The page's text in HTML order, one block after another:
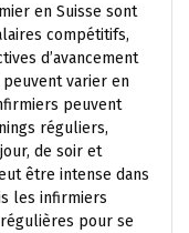
en Suisse sont
compétitifs,
d’avancement
varier en
peuvent
réguliers,
de soir et
être intense dans
les infirmiers
pour se